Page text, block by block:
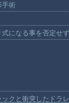
手術
になる事を否定せ
ックと衝突したドラ